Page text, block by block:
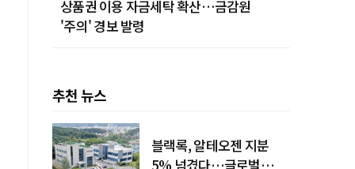
상품권 이용 자금세탁 확산…금감원
'주의' 경보 발령
추천 뉴스
블랙록, 알테오젠 지분
5% 넘겼다…글로벌